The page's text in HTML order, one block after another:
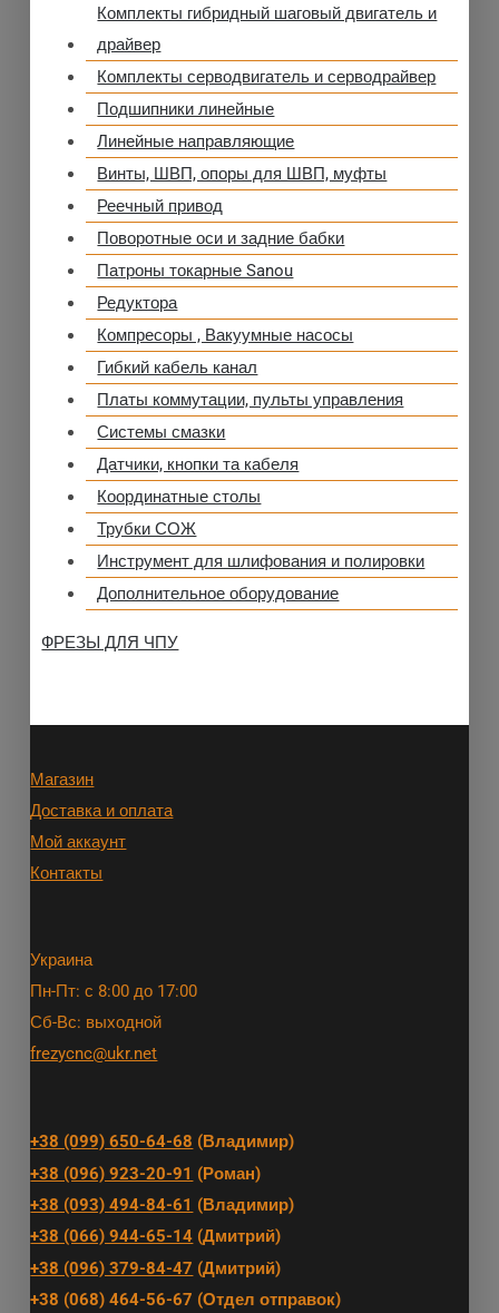
Комплекты гибридный шаговый двигатель и
драйвер
Комплекты серводвигатель и серводрайвер
Подшипники линейные
Линейные направляющие
Винты, ШВП, опоры для ШВП, муфты
Реечный привод
Поворотные оси и задние бабки
Патроны токарные Sanou
Редуктора
Компресоры , Вакуумные насосы
Гибкий кабель канал
Платы коммутации, пульты управления
Системы смазки
Датчики, кнопки та кабеля
Координатные столы
Трубки СОЖ
Инструмент для шлифования и полировки
Дополнительное оборудование
ФРЕЗЫ ДЛЯ ЧПУ
Магазин
Доставка и оплата
Мой аккаунт
Контакты
Украина
Пн-Пт: с 8:00 до 17:00
Сб-Вс: выходной
frezycnc@ukr.net
+38 (099) 650-64-68 (Владимир)
+38 (096) 923-20-91 (Роман)
+38 (093) 494-84-61 (Владимир)
+38 (066) 944-65-14 (Дмитрий)
+38 (096) 379-84-47 (Дмитрий)
+38 (068) 464-56-67 (Отдел отправок)